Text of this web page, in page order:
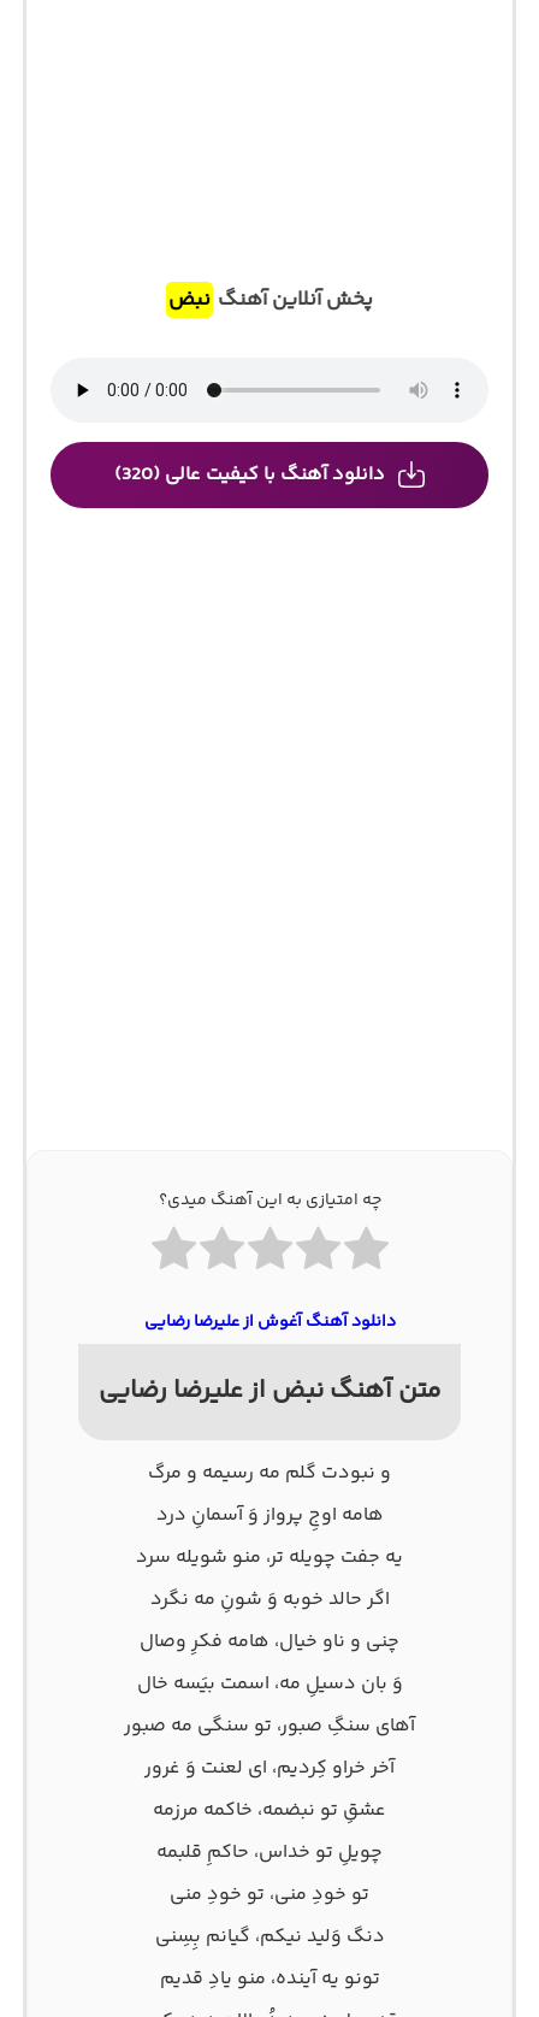
پخش آنلاین آهنگ نبض
دانلود آهنگ با کیفیت عالی (320)
چه امتیازی به این آهنگ میدی؟
دانلود آهنگ آغوش از علیرضا رضایی
متن آهنگ نبض از علیرضا رضایی
و نبودت گلم مه رسیمه و مرگ
هامه اوجِ پرواز وَ آسمانِ درد
یه جفت چویله تر، منو شویله سرد
اگر حالد خوبه وَ شونِ مه نگرد
چنی و ناو خیال، هامه فکرِ وصال
وَ بان دسیلِ مه، اسمت بیَسه خال
آهای سنگِ صبور، تو سنگی مه صبور
آخر خراو کِردیم، ای لعنت وَ غرور
عشقِ تو نبضمه، خاکمه مرزمه
چویلِ تو خداس، حاکمِ قلبمه
تو خودِ منی، تو خودِ منی
دنگ وَلید نیکم، گیانم بِسِنی
تونو یه آینده، منو یادِ قدیم